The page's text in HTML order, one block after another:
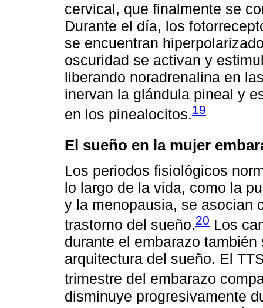
cervical, que finalmente se
Durante el día, los
se encuentran
oscuridad se activan y
liberando noradrenalina en
inervan la glándula pineal y
en los pinealocitos.19
El sueño en la mujer
Los periodos fisiológicos
lo largo de la vida, como la
y la menopausia, se asocian
trastorno del sueño.20 Los
durante el embarazo
arquitectura del sueño. El
trimestre del embarazo
disminuye progresivamente